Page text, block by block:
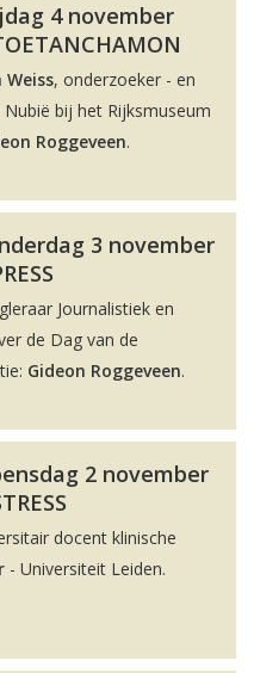
4 november
Weiss, onderzoeker - en
bij het Rijksmuseum
Roggeveen.
3 november
Journalistiek en
de Dag van de
Gideon Roggeveen.
2 november
docent klinische
- Universiteit Leiden.